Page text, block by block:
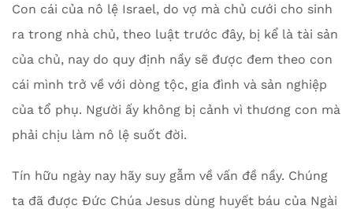
Con cái của nô lệ Israel, do vợ mà chủ cưới cho sinh
ra trong nhà chủ, theo luật trước đây, bị kể là tài sản
của chủ, nay do quy định nầy sẽ được đem theo con
cái mình trở về với dòng tộc, gia đình và sản nghiệp
của tổ phụ. Người ấy không bị cảnh vì thương con mà
phải chịu làm nô lệ suốt đời.
Tín hữu ngày nay hãy suy gẫm về vấn đề nầy. Chúng
ta đã được Đức Chúa Jesus dùng huyết báu của Ngài